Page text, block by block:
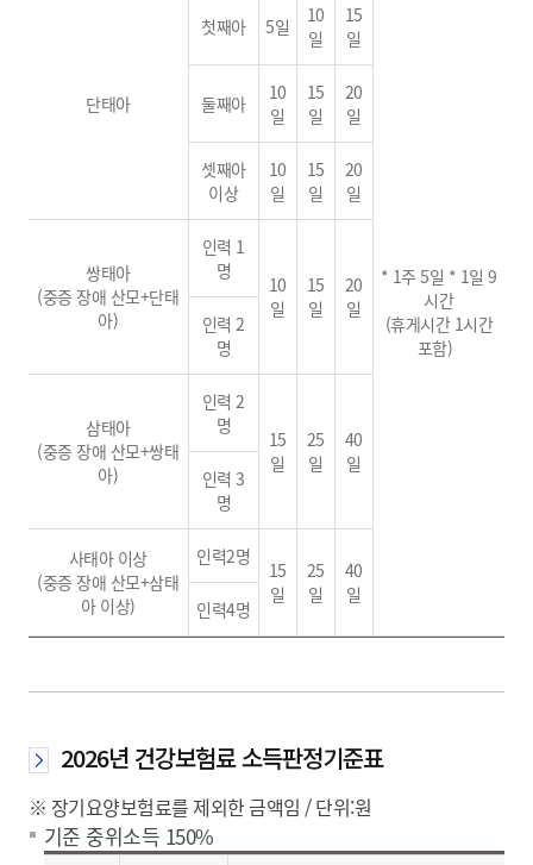
단태아
첫째아 5일
10
일
15
일
* 1주 5일 * 1일 9
시간
(휴게시간 1시간
포함)
둘째아
10
일
15
일
20
일
셋째아
이상
10
일
15
일
20
일
쌍태아
(중증 장애 산모+단태
아)
인력 1
명
10
일
15
일
20
일
인력 2
명
삼태아
(중증 장애 산모+쌍태
아)
인력 2
명
15
일
25
일
40
일
인력 3
명
사태아 이상
(중증 장애 산모+삼태
아 이상)
인력2명
15
일
25
일
40
일
인력4명
2026년 건강보험료 소득판정기준표
※ 장기요양보험료를 제외한 금액임 / 단위:원
기준 중위소득 150%